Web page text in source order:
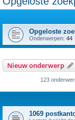
Opgeloste
Onderwerpen: 44
Nieuw onderwerp
123
1069